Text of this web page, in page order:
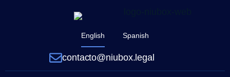
contacto@niubox.legal
English Spanish